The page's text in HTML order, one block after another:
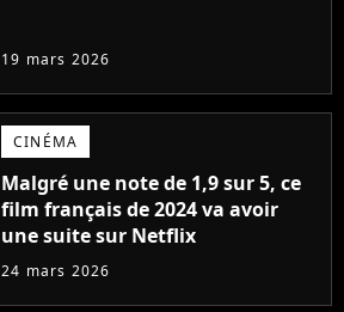
19 mars 2026
CINÉMA
Malgré une note de 1,9 sur 5, ce
film français de 2024 va avoir
une suite sur Netflix
24 mars 2026